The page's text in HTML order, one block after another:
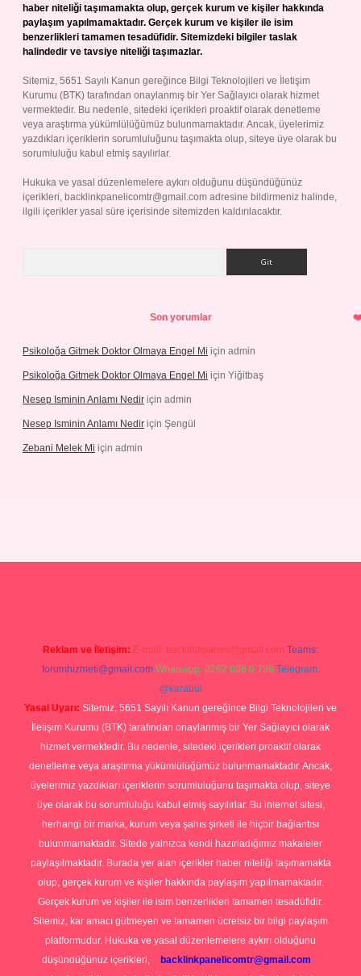
haber niteliği taşımamakta olup, gerçek kurum ve kişiler hakkında
paylaşım yapılmamaktadır. Gerçek kurum ve kişiler ile isim
benzerlikleri tamamen tesadüfidir. Sitemizdeki bilgiler taslak
halindedir ve tavsiye niteliği taşımazlar.
Sitemiz, 5651 Sayılı Kanun gereğince Bilgi Teknolojileri ve İletişim
Kurumu (BTK) tarafından onaylanmış bir Yer Sağlayıcı olarak hizmet
vermektedir. Bu nedenle, sitedeki içerikleri proaktif olarak denetleme
veya araştırma yükümlülüğümüz bulunmamaktadır. Ancak, üyelerimiz
yazdıkları içeriklerin sorumluluğunu taşımakta olup, siteye üye olarak bu
sorumluluğu kabul etmiş sayılırlar.
Hukuka ve yasal düzenlemelere aykırı olduğunu düşündüğünüz
içerikleri, backlinkpanelicomtr@gmail.com adresine bildirmeniz halinde,
ilgili içerikler yasal süre içerisinde sitemizden kaldırılacaktır.
Son yorumlar
Psikoloğa Gitmek Doktor Olmaya Engel Mi için admin
Psikoloğa Gitmek Doktor Olmaya Engel Mi için Yiğitbaş
Nesep Isminin Anlamı Nedir için admin
Nesep Isminin Anlamı Nedir için Şengül
Zebani Melek Mi için admin
Reklam ve İletişim: E-mail: backlinkpaneli@gmail.com Teams:
forumhizmeti@gmail.com Whatsapp: 0262 606 0 726 Telegram:
@karabul
Yasal Uyarı: Sitemiz, 5651 Sayılı Kanun gereğince Bilgi Teknolojileri ve
İletişim Kurumu (BTK) tarafından onaylanmış bir Yer Sağlayıcı olarak
hizmet vermektedir. Bu nedenle, sitedeki içerikleri proaktif olarak
denetleme veya araştırma yükümlülüğümüz bulunmamaktadır. Ancak,
üyelerimiz yazdıkları içeriklerin sorumluluğunu taşımakta olup, siteye
üye olarak bu sorumluluğu kabul etmiş sayılırlar. Bu internet sitesi,
herhangi bir marka, kurum veya şahıs şirketi ile hiçbir bağlantısı
bulunmamaktadır. Sitede yalnızca kendi hazırladığımız makaleler
paylaşılmaktadır. Burada yer alan içerikler haber niteliği taşımamakta
olup, gerçek kurum ve kişiler hakkında paylaşım yapılmamaktadır.
Gerçek kurum ve kişiler ile isim benzerlikleri tamamen tesadüfidir.
Sitemiz, kar amacı gütmeyen ve tamamen ücretsiz bir bilgi paylaşım
platformudur. Hukuka ve yasal düzenlemelere aykırı olduğunu
düşündüğünüz içerikleri,
backlinkpanelicomtr@gmail.com